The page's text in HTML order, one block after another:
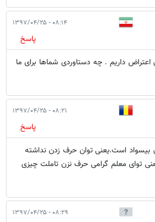
۰۸:۱۴ - ۱۳۹۷/۰۴/۲۵
پاسخ
داریم . چه دستاوردی شماها برای ما
۰۸:۲۱ - ۱۳۹۷/۰۴/۲۵
پاسخ
بیسواد است.یعنی توان حرف زدن نداشته
توای معلم گرامی حرف نزن تاملت چیزی
۰۸:۲۹ - ۱۳۹۷/۰۴/۲۵